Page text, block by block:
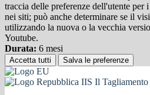
traccia delle preferenze dell'utente
nei siti; può anche determinare se il
utilizzando la nuova o la vecchia
Youtube.
Durata: 6 mesi
Accetta tutti Salva le preferenze
IIS Il Tagliamento